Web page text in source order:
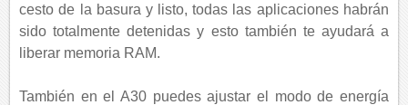
cesto de la basura y listo, todas las aplicaciones habrán
sido totalmente detenidas y esto también te ayudará a
liberar memoria RAM.
También en el A30 puedes ajustar el modo de energía